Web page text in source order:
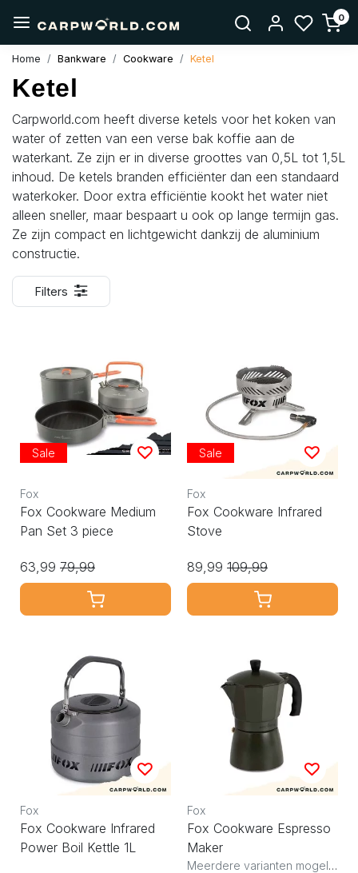
0
Home Bankware Cookware Ketel
Ketel
Carpworld.com heeft diverse ketels voor het koken van
water of zetten van een verse bak koffie aan de
waterkant. Ze zijn er in diverse groottes van 0,5L tot 1,5L
inhoud. De ketels branden efficiënter dan een standaard
waterkoker. Door extra efficiëntie kookt het water niet
alleen sneller, maar bespaart u ook op lange termijn gas.
Ze zijn compact en lichtgewicht dankzij de aluminium
constructie.
Filters
Sale
Fox
Fox Cookware Medium
Pan Set 3 piece
63,99 79,99
Sale
Fox
Fox Cookware Infrared
Stove
89,99 109,99
Fox
Fox Cookware Infrared
Power Boil Kettle 1L
Fox
Fox Cookware Espresso
Maker
Meerdere varianten mogelijk